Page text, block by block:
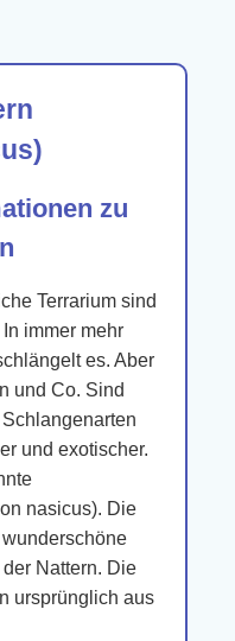
zu
Terrarium sind
immer mehr
es. Aber
und Co. Sind
und exotischer.
nasicus). Die
Nattern. Die
ursprünglich aus